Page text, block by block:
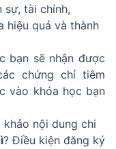
sự, tài chính,
hiệu quả và thành
bạn sẽ nhận được
chứng chỉ tiêm
vào khóa học bạn
nội dung chi
? Điều kiện đăng ký